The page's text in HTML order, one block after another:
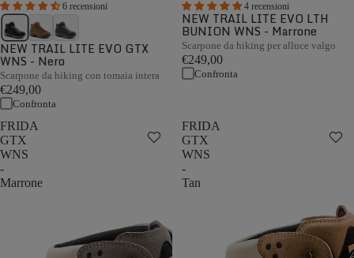
6 recensioni
NEW TRAIL LITE EVO GTX
WNS - Nero
Scarpone da hiking con tomaia intera
€249,00
Confronta
4 recensioni
NEW TRAIL LITE EVO LTH
BUNION WNS - Marrone
Scarpone da hiking per alluce valgo
€249,00
Confronta
FRIDA
GTX
WNS
-
Marrone
FRIDA
GTX
WNS
-
Tan